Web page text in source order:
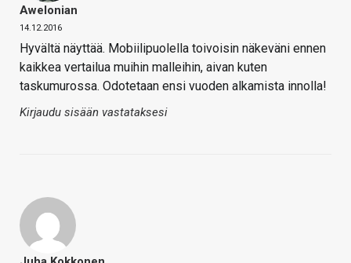
Awelonian
14.12.2016
Hyvältä näyttää. Mobiilipuolella toivoisin näkeväni ennen
kaikkea vertailua muihin malleihin, aivan kuten
taskumurossa. Odotetaan ensi vuoden alkamista innolla!
Kirjaudu sisään vastataksesi